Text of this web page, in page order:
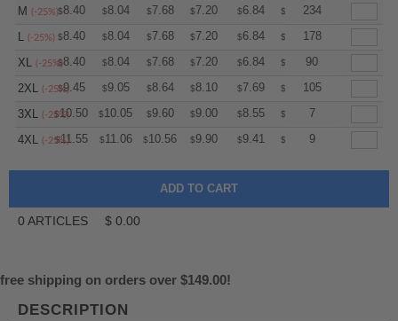
M (-25%)$8.40 $8.04 $7.68 $7.20 $6.84 $ 6.72234
L (-25%) $8.40 $8.04 $7.68 $7.20 $6.84 $ 6.72178
XL (-25%)
$8.40 $8.04 $7.68 $7.20 $6.84 $ 6.7290
2XL (-25%)
$9.45 $9.05 $8.64 $8.10 $7.69 $ 7.56105
3XL (-25%)
$10.50 $10.05 $9.60 $9.00 $8.55 $
7
4XL (-25%)
$11.55 $11.06 $10.56 $9.90 $9.41 $ 9
0 ARTICLES $ 0.00
free shipping on orders over $149.00!
DESCRIPTION